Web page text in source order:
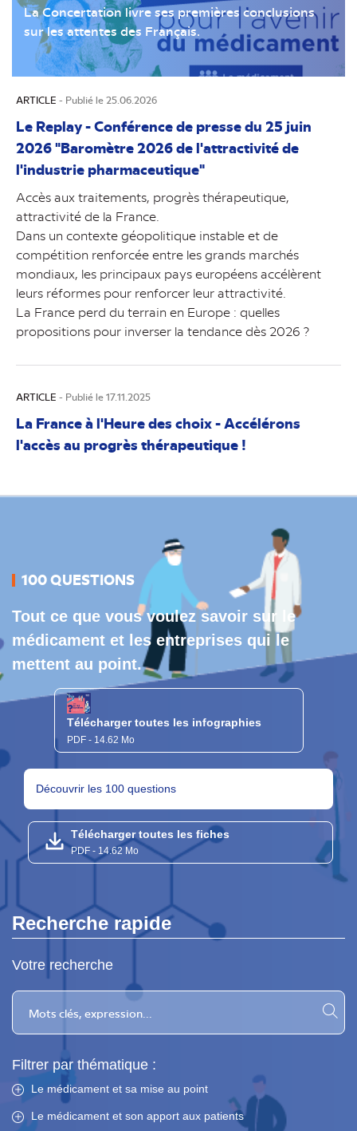
La Concertation livre ses premières conclusions
sur les attentes des Français.
ARTICLE - Publié le 25.06.2026
Le Replay - Conférence de presse du 25 juin
2026 "Baromètre 2026 de l'attractivité de
l'industrie pharmaceutique"
Accès aux traitements, progrès thérapeutique,
attractivité de la France.
Dans un contexte géopolitique instable et de
compétition renforcée entre les grands marchés
mondiaux, les principaux pays européens accélèrent
leurs réformes pour renforcer leur attractivité.
La France perd du terrain en Europe : quelles
propositions pour inverser la tendance dès 2026 ?
ARTICLE - Publié le 17.11.2025
La France à l'Heure des choix - Accélérons
l'accès au progrès thérapeutique !
100 QUESTIONS
Tout ce que vous voulez savoir sur le
médicament et les entreprises qui le
mettent au point.
Télécharger toutes les infographies
PDF - 14.62 Mo
Découvrir les 100 questions
Télécharger toutes les fiches
PDF - 14.62 Mo
Recherche rapide
Votre recherche
Filtrer par thématique :
Le médicament et sa mise au point
Le médicament et son apport aux patients